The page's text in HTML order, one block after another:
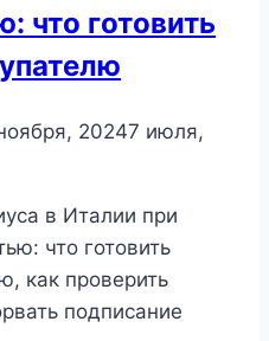
что готовить
20247 июля,
в Италии при
что готовить
как проверить
подписание